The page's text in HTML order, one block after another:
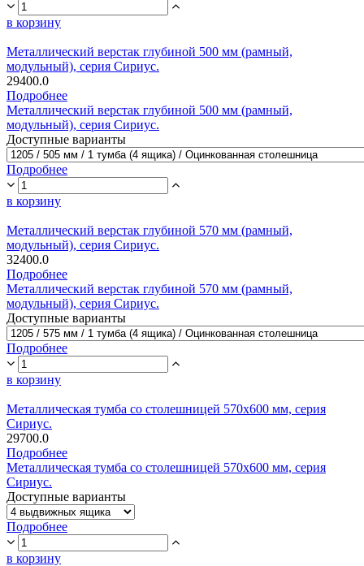
в корзину
Металлический верстак глубиной 500 мм (рамный,
модульный), серия Сириус.
29400.0
Подробнее
Металлический верстак глубиной 500 мм (рамный,
модульный), серия Сириус.
Доступные варианты
Подробнее
в корзину
Металлический верстак глубиной 570 мм (рамный,
модульный), серия Сириус.
32400.0
Подробнее
Металлический верстак глубиной 570 мм (рамный,
модульный), серия Сириус.
Доступные варианты
Подробнее
в корзину
Металлическая тумба со столешницей 570х600 мм, серия
Сириус.
29700.0
Подробнее
Металлическая тумба со столешницей 570х600 мм, серия
Сириус.
Доступные варианты
Подробнее
в корзину